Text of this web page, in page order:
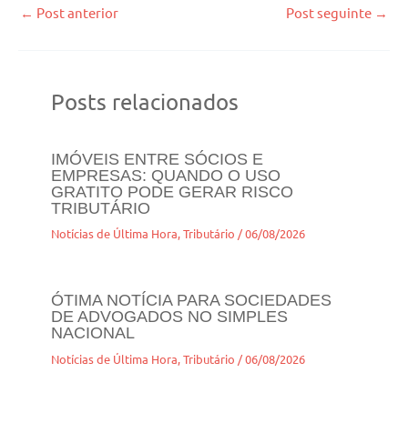
← Post anterior Post seguinte →
Posts relacionados
IMÓVEIS ENTRE SÓCIOS E
EMPRESAS: QUANDO O USO
GRATITO PODE GERAR RISCO
TRIBUTÁRIO
Notícias de Última Hora,Tributário /06/08/2026
ÓTIMA NOTÍCIA PARA SOCIEDADES
DE ADVOGADOS NO SIMPLES
NACIONAL
Notícias de Última Hora,Tributário /06/08/2026